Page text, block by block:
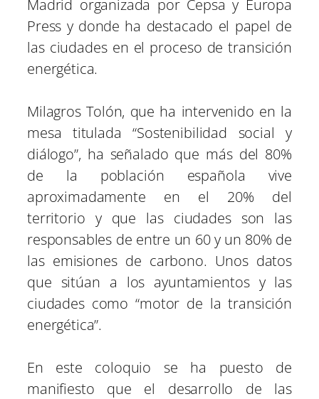
Madrid organizada por Cepsa y Europa
Press y donde ha destacado el papel de
las ciudades en el proceso de transición
energética.
Milagros Tolón, que ha intervenido en la
mesa titulada “Sostenibilidad social y
diálogo”, ha señalado que más del 80%
de la población española vive
aproximadamente en el 20% del
territorio y que las ciudades son las
responsables de entre un 60 y un 80% de
las emisiones de carbono. Unos datos
que sitúan a los ayuntamientos y las
ciudades como “motor de la transición
energética”.
En este coloquio se ha puesto de
manifiesto que el desarrollo de las